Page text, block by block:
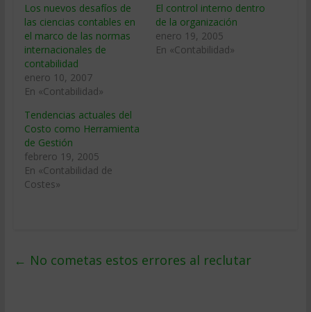
Los nuevos desafíos de
las ciencias contables en
el marco de las normas
internacionales de
contabilidad
enero 10, 2007
En «Contabilidad»
El control interno dentro
de la organización
enero 19, 2005
En «Contabilidad»
Tendencias actuales del
Costo como Herramienta
de Gestión
febrero 19, 2005
En «Contabilidad de
Costes»
← No cometas estos errores al reclutar